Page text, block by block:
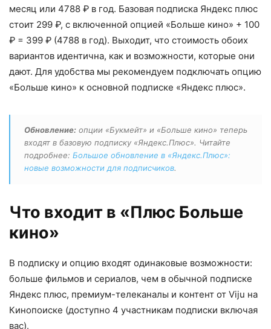
месяц или 4788 ₽ в год. Базовая подписка Яндекс плюс
стоит 299 ₽, с включенной опцией «Больше кино» + 100
₽ = 399 ₽ (4788 в год). Выходит, что стоимость обоих
вариантов идентична, как и возможности, которые они
дают. Для удобства мы рекомендуем подключать опцию
«Больше кино» к основной подписке «Яндекс плюс».
Обновление: опции «Букмейт» и «Больше кино» теперь
входят в базовую подписку «Яндекс.Плюс». Читайте
подробнее: Большое обновление в «Яндекс.Плюс»:
новые возможности для подписчиков.
Что входит в «Плюс Больше
кино»
В подписку и опцию входят одинаковые возможности:
больше фильмов и сериалов, чем в обычной подписке
Яндекс плюс, премиум-телеканалы и контент от Viju на
Кинопоиске (доступно 4 участникам подписки включая
вас).